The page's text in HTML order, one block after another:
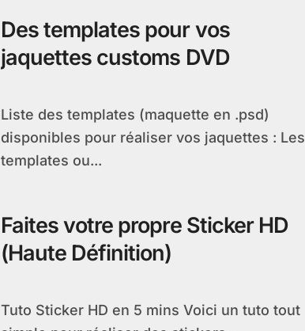
Des templates pour vos
jaquettes customs DVD
Liste des templates (maquette en .psd)
disponibles pour réaliser vos jaquettes : Les
templates ou...
Faites votre propre Sticker HD
(Haute Définition)
Tuto Sticker HD en 5 mins Voici un tuto tout